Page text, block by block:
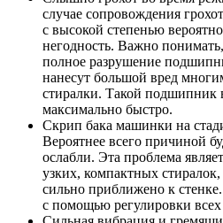
случае сопровождения
с высокой степенью
негодность. Важно
полное разрушение
нанесут большой вред
стиралки. Такой подшипник
максимально быстро.
Скрип бака машинки на
Вероятнее всего причиной
ослабли. Эта проблема
узких, компактных стиралок,
сильно приближено к
с помощью регулировки